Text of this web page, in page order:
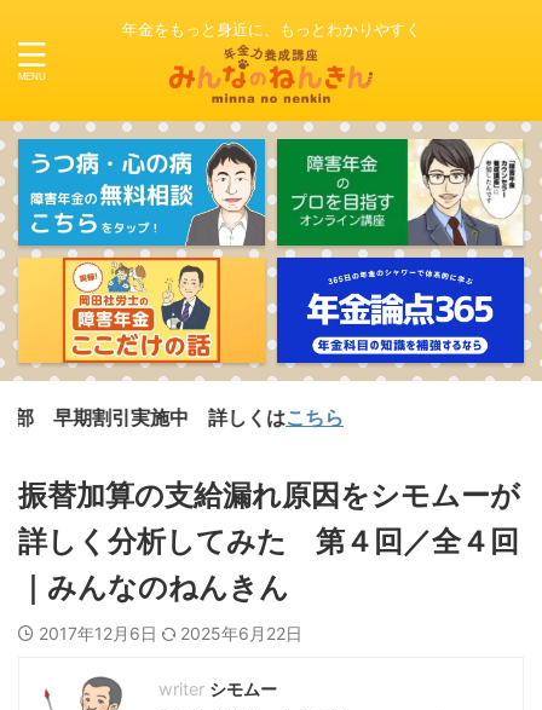
年金をもっと身近に、もっとわかりやすく
引実施中 詳しくは こちら
振替加算の支給漏れ原因をシモムーが
詳しく分析してみた 第４回／全４回
｜みんなのねんきん
2017年12月6日 2025年6月22日
シモムー